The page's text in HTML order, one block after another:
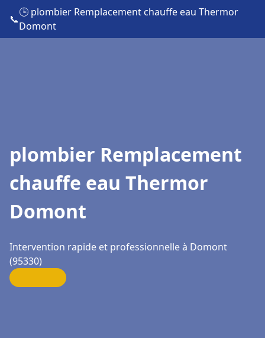
📞
🕒 plombier Remplacement chauffe eau Thermor
Domont
plombier Remplacement
chauffe eau Thermor
Domont
Intervention rapide et professionnelle à Domont
(95330)